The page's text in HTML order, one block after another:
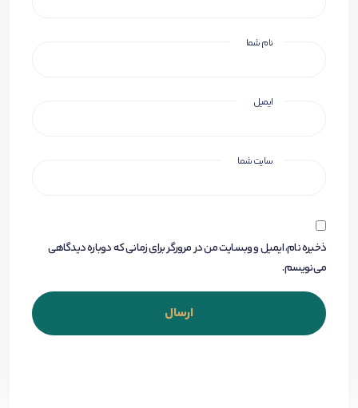
نام شما
ایمیل
سایت شما
ذخیره نام، ایمیل و وبسایت من در مرورگر برای زمانی که دوباره دیدگاهی
می‌نویسم.